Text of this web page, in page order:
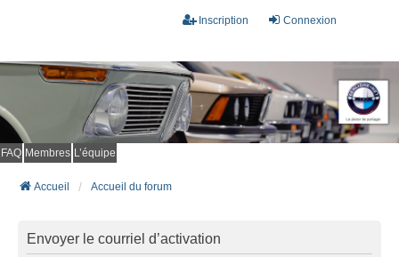
Connexion
Inscription
FAQ Membres L’équipe
Accueil Accueil du forum
Envoyer le courriel d’activation